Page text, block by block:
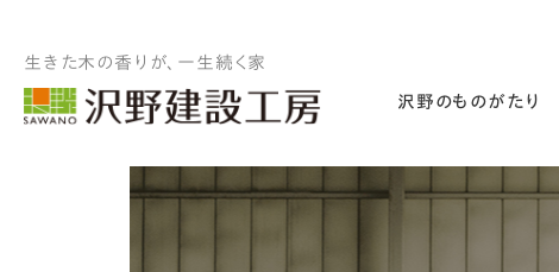
生きた木の香りが、一生続く家
沢野のものがたり